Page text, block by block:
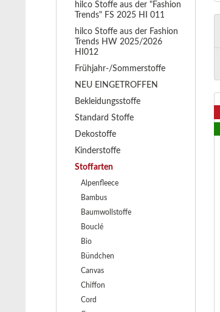
hilco Stoffe aus der "Fashion
Trends" FS 2025 HI 011
hilco Stoffe aus der Fashion
Trends HW 2025/2026
HI012
Frühjahr-/Sommerstoffe
NEU EINGETROFFEN
Bekleidungsstoffe
Standard Stoffe
Dekostoffe
Kinderstoffe
Stoffarten
Alpenfleece
Bambus
Baumwollstoffe
Bouclé
Bio
Bündchen
Canvas
Chiffon
Cord